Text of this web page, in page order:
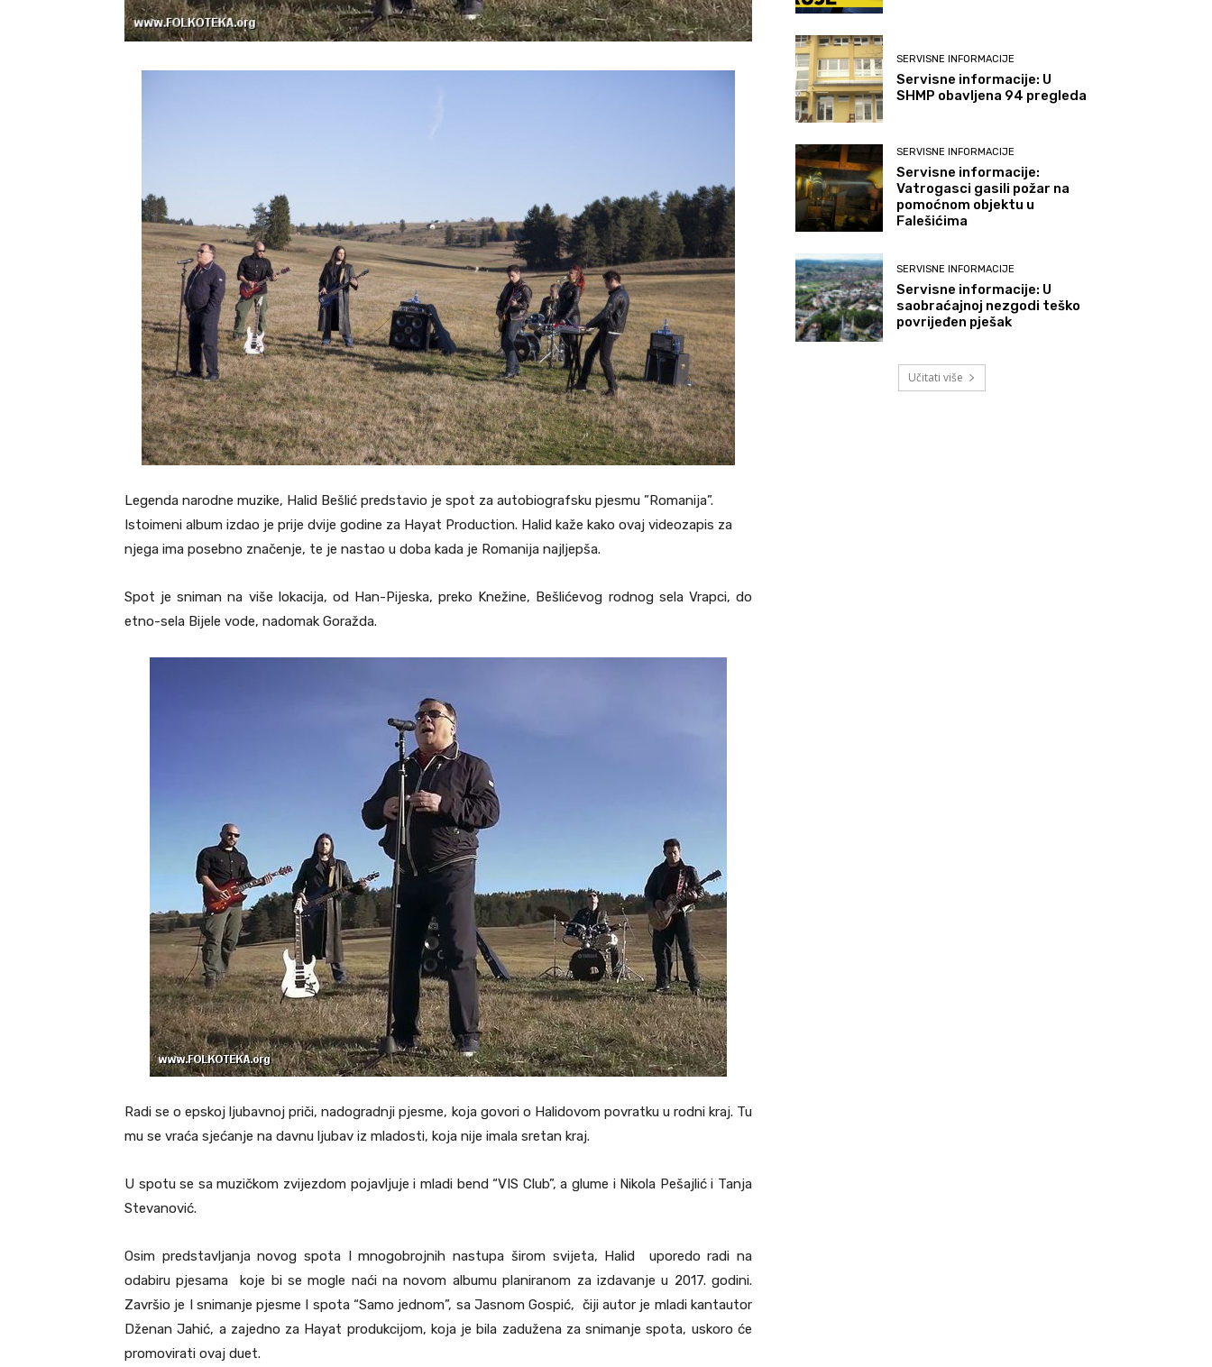
Legenda narodne muzike, Halid Bešlić predstavio je spot za autobiografsku pjesmu ”Romanija”.
Istoimeni album izdao je prije dvije godine za Hayat Production. Halid kaže kako ovaj videozapis za
njega ima posebno značenje, te je nastao u doba kada je Romanija najljepša.
Spot je sniman na više lokacija, od Han-Pijeska, preko Knežine, Bešlićevog rodnog sela Vrapci, do
etno-sela Bijele vode, nadomak Goražda.
Radi se o epskoj ljubavnoj priči, nadogradnji pjesme, koja govori o Halidovom povratku u rodni kraj. Tu
mu se vraća sjećanje na davnu ljubav iz mladosti, koja nije imala sretan kraj.
U spotu se sa muzičkom zvijezdom pojavljuje i mladi bend “VIS Club”, a glume i Nikola Pešajlić i Tanja
Stevanović.
Osim predstavljanja novog spota I mnogobrojnih nastupa širom svijeta, Halid uporedo radi na
odabiru pjesama koje bi se mogle naći na novom albumu planiranom za izdavanje u 2017. godini.
Završio je I snimanje pjesme I spota “Samo jednom”, sa Jasnom Gospić, čiji autor je mladi kantautor
Dženan Jahić, a zajedno za Hayat produkcijom, koja je bila zadužena za snimanje spota, uskoro će
promovirati ovaj duet.
SERVISNE INFORMACIJE
Servisne informacije: U
SHMP obavljena 94 pregleda
SERVISNE INFORMACIJE
Servisne informacije:
Vatrogasci gasili požar na
pomoćnom objektu u
Falešićima
SERVISNE INFORMACIJE
Servisne informacije: U
saobraćajnoj nezgodi teško
povrijeđen pješak
Učitati više